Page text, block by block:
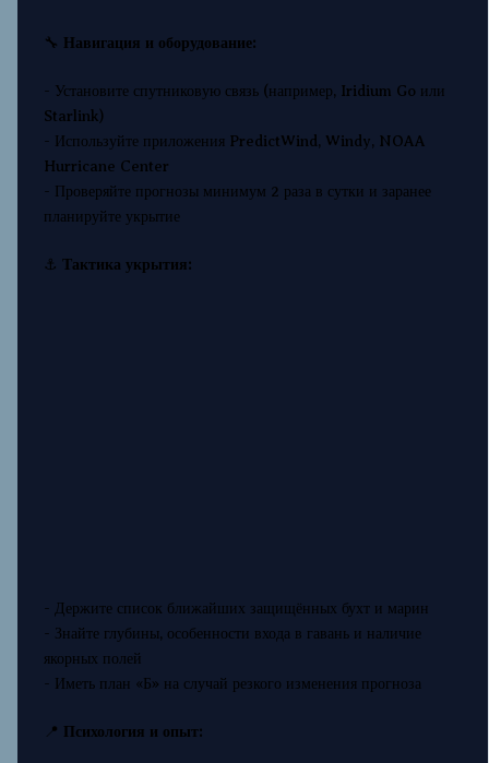
🔧 Навигация и оборудование:
- Установите спутниковую связь (например, Iridium Go или
Starlink)
- Используйте приложения PredictWind, Windy, NOAA
Hurricane Center
- Проверяйте прогнозы минимум 2 раза в сутки и заранее
планируйте укрытие
⚓ Тактика укрытия:
- Держите список ближайших защищённых бухт и марин
- Знайте глубины, особенности входа в гавань и наличие
якорных полей
- Иметь план «Б» на случай резкого изменения прогноза
📍 Психология и опыт: